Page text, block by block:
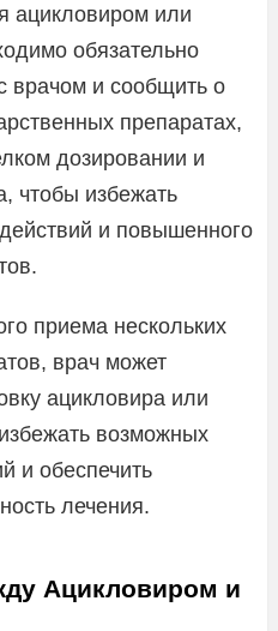
ацикловиром или
обязательно
врачом и сообщить о
препаратах,
дозировании и
чтобы избежать
и повышенного
приема нескольких
врач может
ацикловира или
возможных
и обеспечить
лечения.
Ацикловиром и